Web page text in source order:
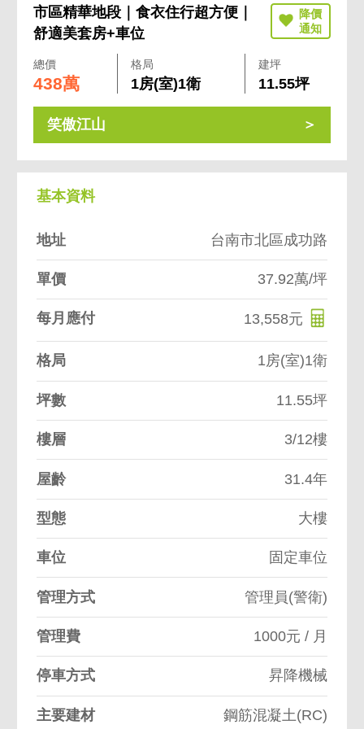
市區精華地段｜食衣住行超方便｜
舒適美套房+車位
總價
438萬
格局
1房(室)1衛
建坪
11.55坪
笑傲江山
基本資料
地址 台南市北區成功路
單價 37.92萬/坪
每月應付 13,558元
格局 1房(室)1衛
坪數 11.55坪
樓層 3/12樓
屋齡 31.4年
型態 大樓
車位 固定車位
管理方式 管理員(警衛)
管理費 1000元 / 月
停車方式 昇降機械
主要建材 鋼筋混凝土(RC)